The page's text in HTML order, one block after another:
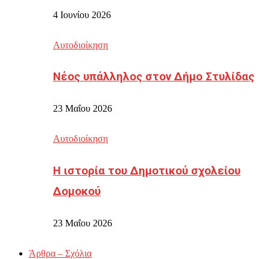
4 Ιουνίου 2026
Αυτοδιοίκηση
Νέος υπάλληλος στον Δήμο Στυλίδας
23 Μαΐου 2026
Αυτοδιοίκηση
Η ιστορία του Δημοτικού σχολείου
Δομοκού
23 Μαΐου 2026
Άρθρα – Σχόλια